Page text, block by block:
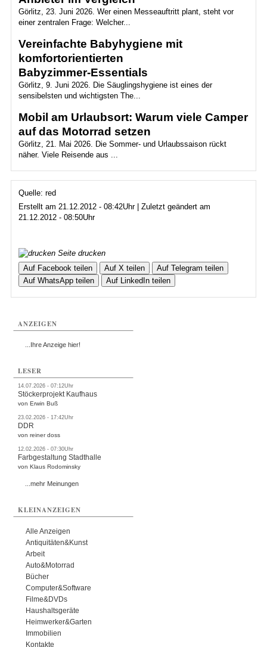
Görlitz, 23. Juni 2026. Wer einen Messeauftritt plant, steht vor
einer zentralen Frage: Welcher...
Vereinfachte Babyhygiene mit
komfortorientierten
Babyzimmer‑Essentials
Görlitz, 9. Juni 2026. Die Säuglingshygiene ist eines der
sensibelsten und wichtigsten The...
Mobil am Urlaubsort: Warum viele Camper
auf das Motorrad setzen
Görlitz, 21. Mai 2026. Die Sommer- und Urlaubssaison rückt
näher. Viele Reisende aus ...
Quelle: red
Erstellt am 21.12.2012 - 08:42Uhr | Zuletzt geändert am
21.12.2012 - 08:50Uhr
Seite drucken
Auf Facebook teilen
Auf X teilen
Auf Telegram teilen
Auf WhatsApp teilen
Auf LinkedIn teilen
ANZEIGEN
...Ihre Anzeige hier!
LESER
14.07.2026 - 07:12Uhr
Stöckerprojekt Kaufhaus
von Erwin Buß
23.02.2026 - 17:42Uhr
DDR
von reiner doss
12.02.2026 - 07:30Uhr
Farbgestaltung Stadthalle
von Klaus Rodominsky
...mehr Meinungen
KLEINANZEIGEN
Alle Anzeigen
Antiquitäten&Kunst
Arbeit
Auto&Motorrad
Bücher
Computer&Software
Filme&DVDs
Haushaltsgeräte
Heimwerker&Garten
Immobilien
Kontakte